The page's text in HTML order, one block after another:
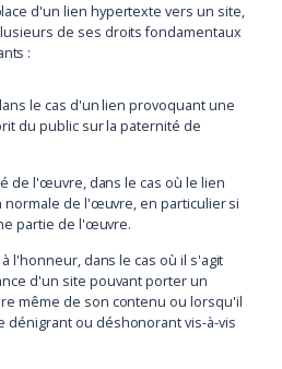
d'un lien hypertexte vers un site,
de ses droits fondamentaux
:
le cas d'un lien provoquant une
du public sur la paternité de
de l'œuvre, dans le cas où le lien
de l'œuvre, en particulier si
partie de l'œuvre.
l'honneur, dans le cas où il s'agit
d'un site pouvant porter un
même de son contenu ou lorsqu'il
dénigrant ou déshonorant vis-à-vis